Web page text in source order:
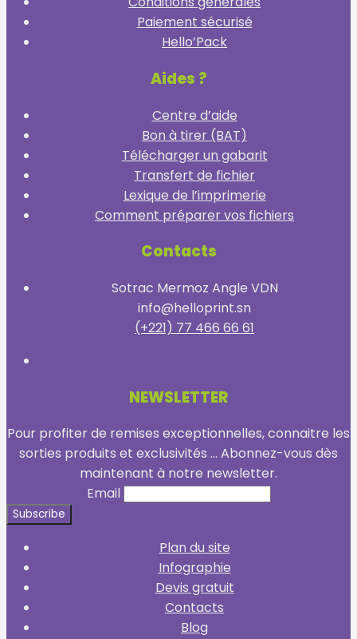
Paiement sécurisé
Hello’Pack
Aides ?
Centre d’aide
Bon à tirer (BAT)
Télécharger un gabarit
Transfert de fichier
Lexique de l’imprimerie
Comment préparer vos fichiers
Contacts
Sotrac Mermoz Angle VDN
info@helloprint.sn
(+221) 77 466 66 61
NEWSLETTER
Pour profiter de remises exceptionnelles, connaitre les
sorties produits et exclusivités ... Abonnez-vous dès
maintenant à notre newsletter.
Email
Plan du site
Infographie
Devis gratuit
Contacts
Blog